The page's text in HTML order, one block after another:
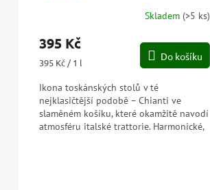
Skladem (>5 ks)
395 Kč
Měrná
395 Kč / 1 l
Do košíku
Ikona toskánských stolů v té
nejklasičtější podobě – Chianti ve
slaměném košíku, které okamžitě navodí
atmosféru italské trattorie. Harmonické,